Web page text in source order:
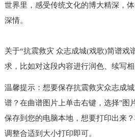
世界里，感受传统文化的博大精深，
深情。
关于“抗震救灾 众志成城(戏歌)简谱戏
求，比如对这段内容进行润色、续写
温馨提示：想要保存抗震救灾众志成
谱？在曲谱图片上单击右键，选择"图
保存到您的电脑本地，想要打印出来
调整合适到大小打印即可。